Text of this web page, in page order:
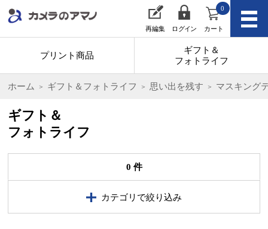
再編集 ログイン カート
0
プリント商品
ギフト＆
フォトライフ
ホーム ギフト＆フォトライフ 思い出を残す マスキング
ギフト＆
フォトライフ
0 件
カテゴリで絞り込み